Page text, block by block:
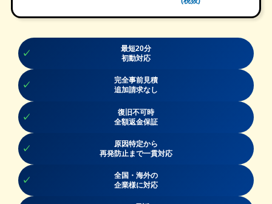
最短20分
初動対応
完全事前見積
追加請求なし
復旧不可時
全額返金保証
原因特定から
再発防止まで一貫対応
全国・海外の
企業様に対応